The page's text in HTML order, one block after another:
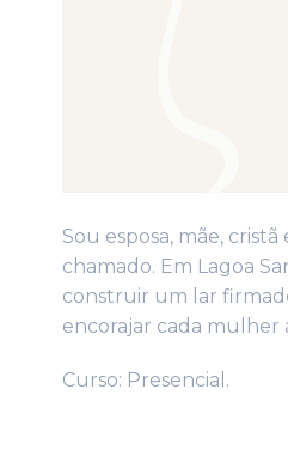
Sou esposa, mãe,
chamado. Em Lagoa
construir um lar
encorajar cada mulher
Curso: Presencial.